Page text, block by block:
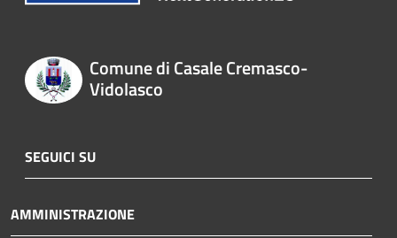
Comune di Casale Cremasco-
Vidolasco
SEGUICI SU
AMMINISTRAZIONE